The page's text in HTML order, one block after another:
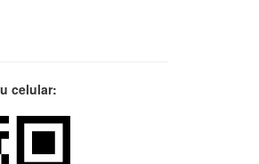
celular: